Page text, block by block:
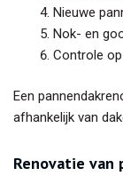
Nieuwe
Nok- en
Controle
Een
afhankelijk van
Renovatie van